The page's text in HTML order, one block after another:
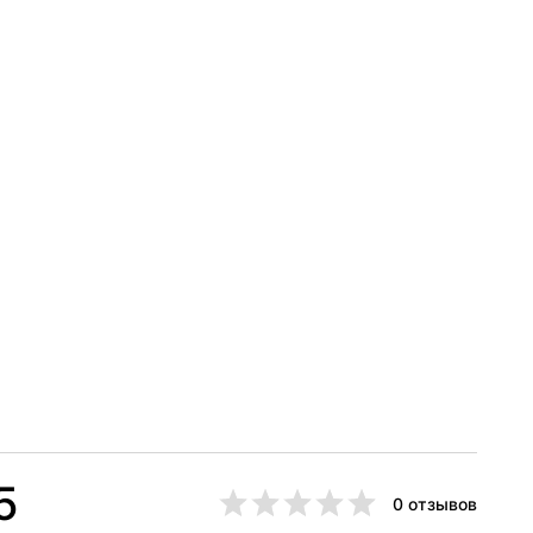
0 отзывов